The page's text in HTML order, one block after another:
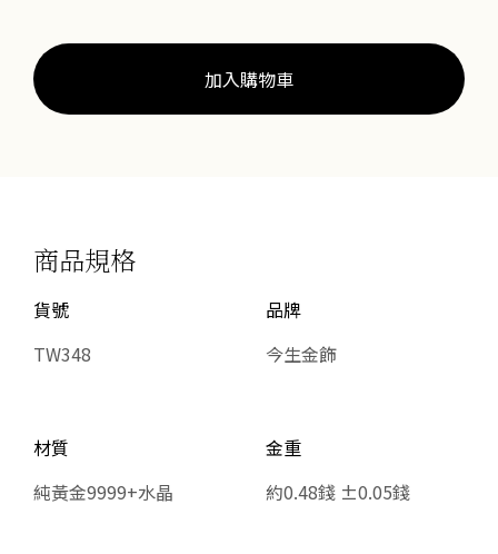
量
加入購物車
商品規格
貨號
TW348
品牌
今生金飾
材質
純黃金9999+水晶
金重
約0.48錢 ±0.05錢